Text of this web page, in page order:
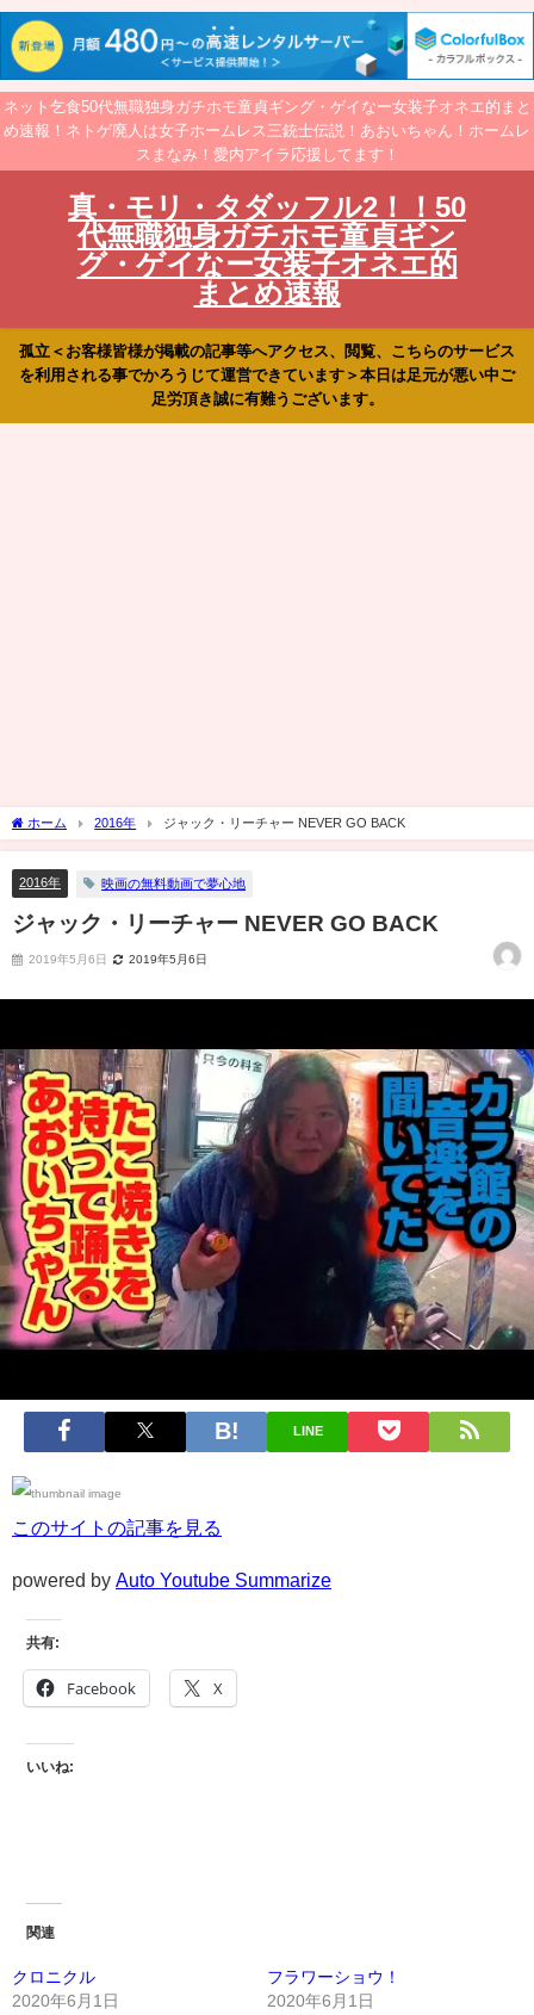
ネット乞食50代無職独身ガチホモ童貞ギング・ゲイなー女装子オネエ的まと
め速報！ネトゲ廃人は女子ホームレス三銃士伝説！あおいちゃん！ホームレ
スまなみ！愛内アイラ応援してます！
真・モリ・タダッフル2！！50
代無職独身ガチホモ童貞ギン
グ・ゲイなー女装子オネエ的
まとめ速報
孤立＜お客様皆様が掲載の記事等へアクセス、閲覧、こちらのサービス
を利用される事でかろうじて運営できています＞本日は足元が悪い中ご
足労頂き誠に有難うございます。
ホーム 2016年 ジャック・リーチャー NEVER GO BACK
2016年 映画の無料動画で夢心地
ジャック・リーチャー NEVER GO BACK
2019年5月6日 2019年5月6日
LINE
このサイトの記事を見る
powered by Auto Youtube Summarize
共有:
Facebook X
いいね:
関連
クロニクル
2020年6月1日
フラワーショウ！
2020年6月1日